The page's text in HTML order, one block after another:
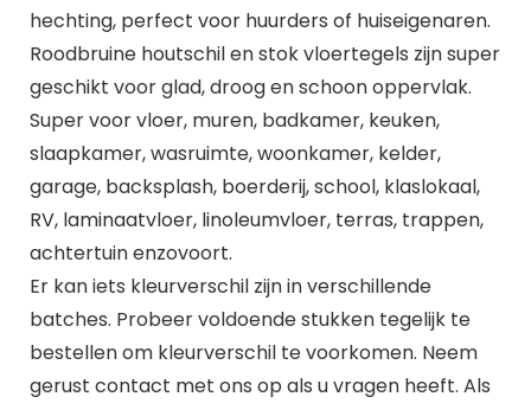
hechting, perfect voor huurders of huiseigenaren.
Roodbruine houtschil en stok vloertegels zijn super
geschikt voor glad, droog en schoon oppervlak.
Super voor vloer, muren, badkamer, keuken,
slaapkamer, wasruimte, woonkamer, kelder,
garage, backsplash, boerderij, school, klaslokaal,
RV, laminaatvloer, linoleumvloer, terras, trappen,
achtertuin enzovoort.
Er kan iets kleurverschil zijn in verschillende
batches. Probeer voldoende stukken tegelijk te
bestellen om kleurverschil te voorkomen. Neem
gerust contact met ons op als u vragen heeft. Als